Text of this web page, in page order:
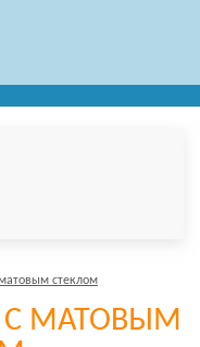
стеклом
МАТОВЫМ